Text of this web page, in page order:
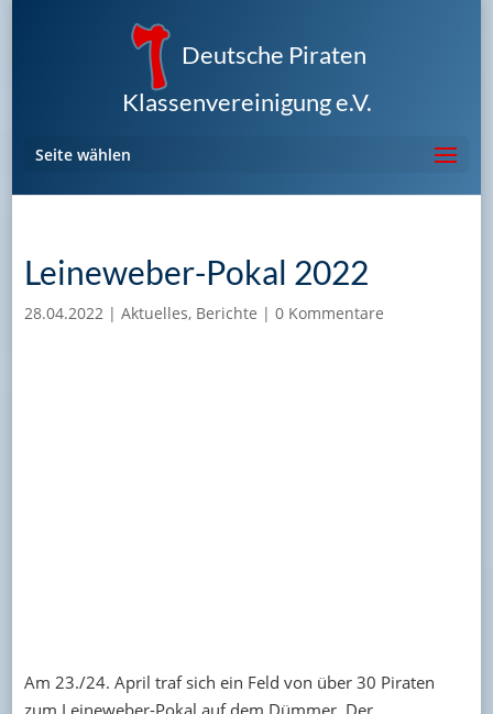
Deutsche Piraten
Klassenvereinigung e.V.
Seite wählen
Leineweber-Pokal 2022
28.04.2022| Aktuelles, Berichte | 0 Kommentare
Am 23./24. April traf sich ein Feld von über 30 Piraten
zum Leineweber-Pokal auf dem Dümmer. Der